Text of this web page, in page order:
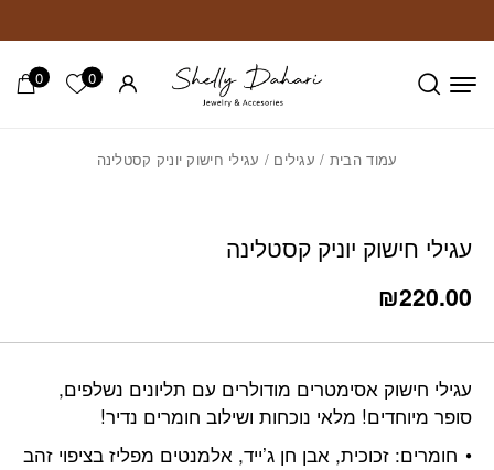
0 הרשימה
0
עמוד הבית / עגילים / עגילי חישוק יוניק קסטלינה
עגילי חישוק יוניק קסטלינה
₪220.00
עגילי חישוק אסימטרים מודולרים עם תליונים נשלפים,
סופר מיוחדים! מלאי נוכחות ושילוב חומרים נדיר!
חומרים: זכוכית, אבן חן ג’ייד, אלמנטים מפליז בציפוי זהב